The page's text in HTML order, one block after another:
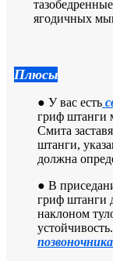
ягодичных
Плюсы
● У вас есть
гриф штанги
Смита
штанги,
должна
● В
гриф штанги
наклоном
устойчивость.